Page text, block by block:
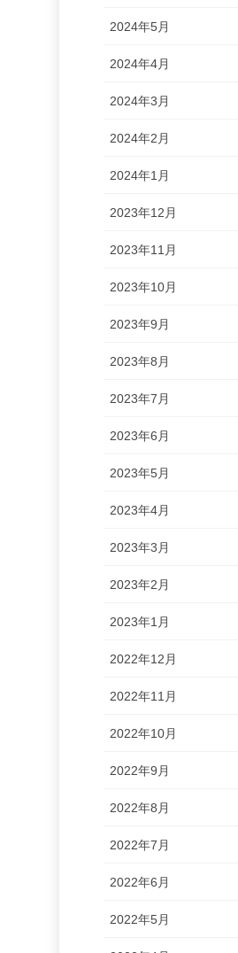
2024年5月
2024年4月
2024年3月
2024年2月
2024年1月
2023年12月
2023年11月
2023年10月
2023年9月
2023年8月
2023年7月
2023年6月
2023年5月
2023年4月
2023年3月
2023年2月
2023年1月
2022年12月
2022年11月
2022年10月
2022年9月
2022年8月
2022年7月
2022年6月
2022年5月